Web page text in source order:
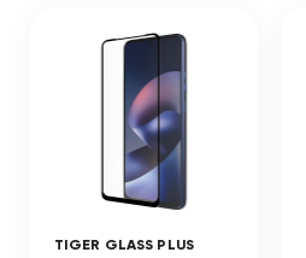
TIGER GLASS PLUS